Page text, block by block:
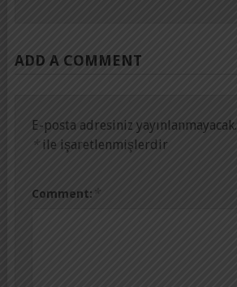
ADD A COMMENT
E-posta adresiniz yayınlanmayacak.
* ile işaretlenmişlerdir
Comment: *